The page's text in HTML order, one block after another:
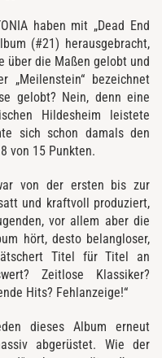
haben mit „Dead End
(#21) herausgebracht,
über die Maßen gelobt und
„Meilenstein“ bezeichnet
gelobt? Nein, denn eine
Hildesheim leistete
sich schon damals den
von 15 Punkten.
von der ersten bis zur
und kraftvoll produziert,
vor allem aber die
hört, desto belangloser,
Titel für Titel an
Zeitlose Klassiker?
Hits? Fehlanzeige!“
dieses Album erneut
abgerüstet. Wie der